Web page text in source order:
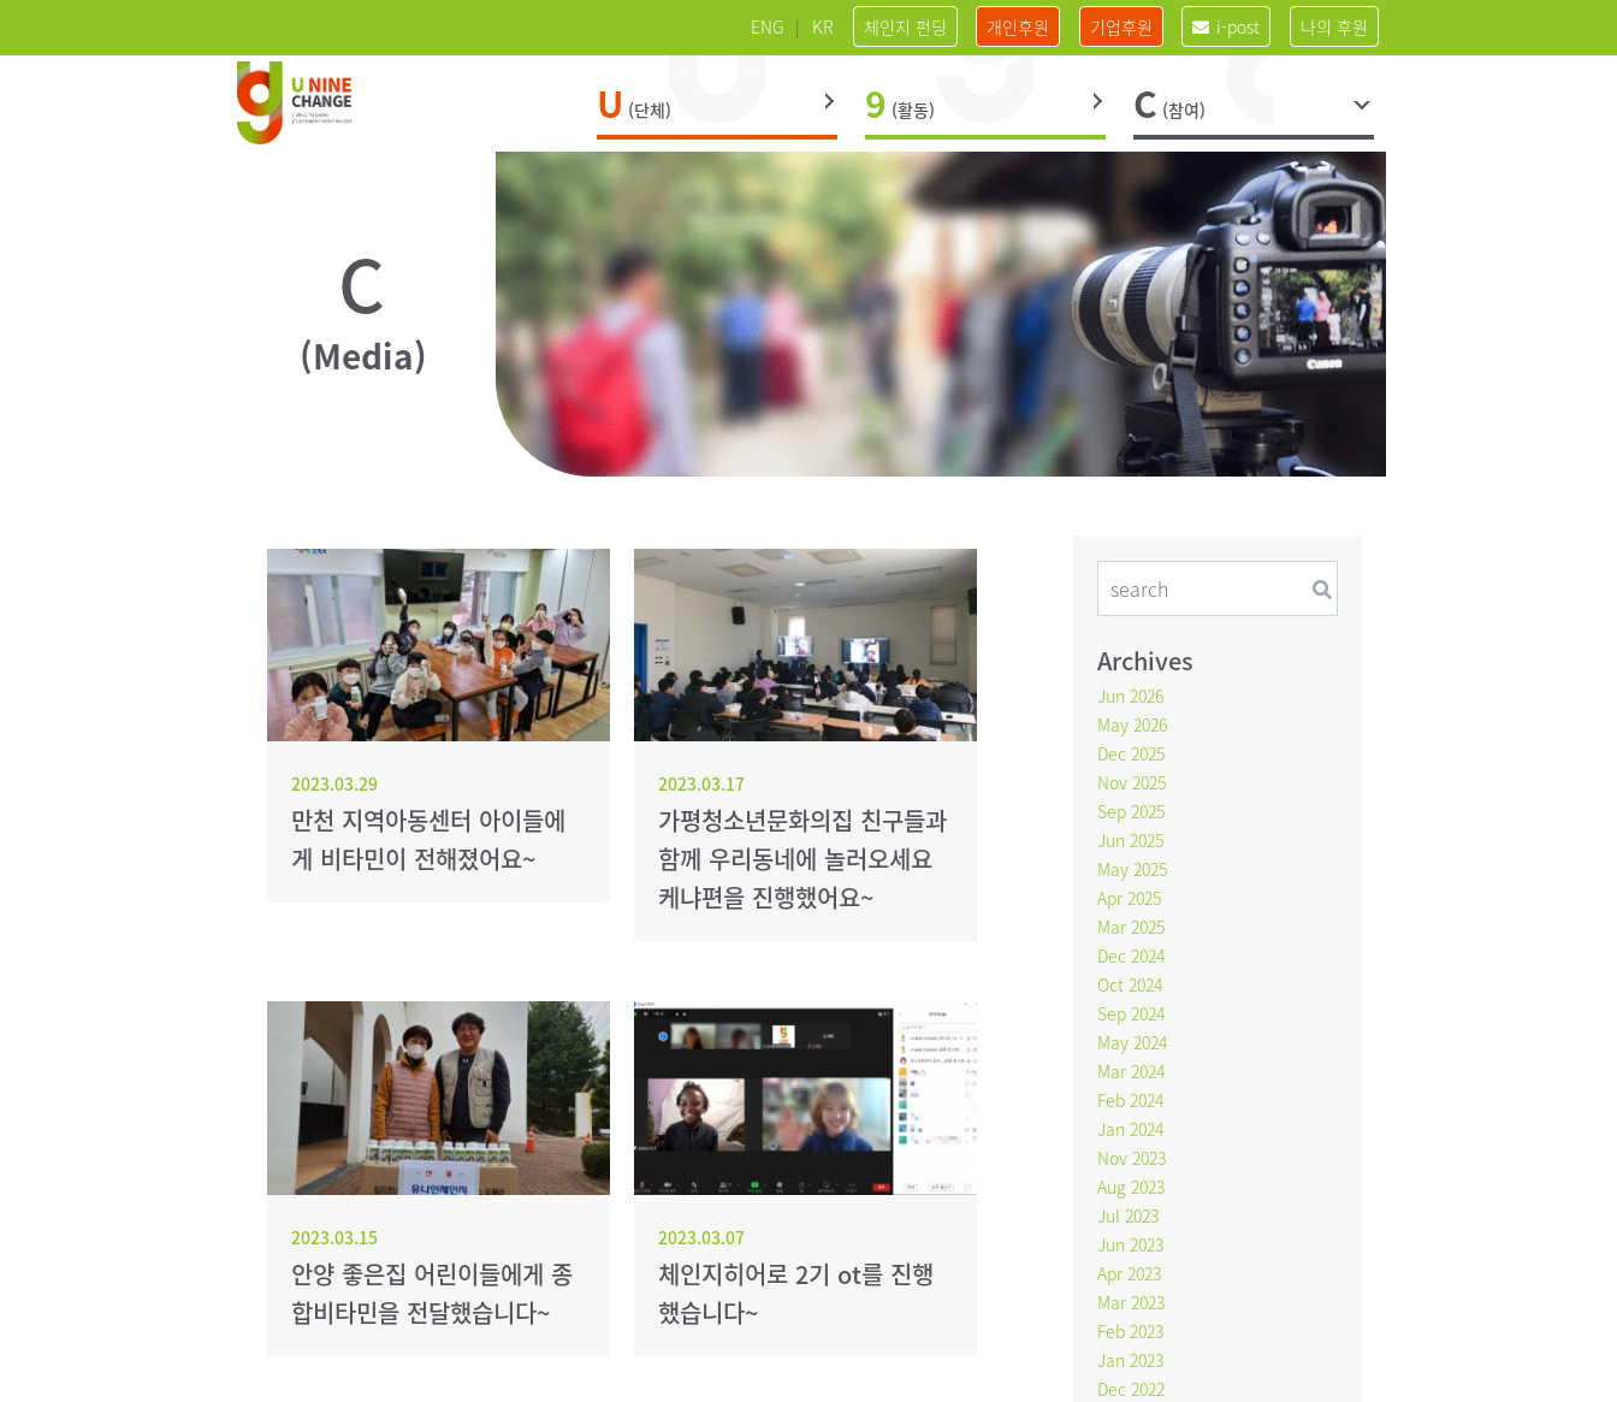
ENG | KR 체인지 펀딩 개인후원 기업후원 i-post 나의 후원
U (단체) 9 (활동) C (참여)
C
(Media)
2023.03.29
만천 지역아동센터 아이들에
게 비타민이 전해졌어요~
2023.03.17
가평청소년문화의집 친구들과
함께 우리동네에 놀러오세요
케냐편을 진행했어요~
2023.03.15
안양 좋은집 어린이들에게 종
합비타민을 전달했습니다~
2023.03.07
체인지히어로 2기 ot를 진행
했습니다~
Archives
Jun 2026
May 2026
Dec 2025
Nov 2025
Sep 2025
Jun 2025
May 2025
Apr 2025
Mar 2025
Dec 2024
Oct 2024
Sep 2024
May 2024
Mar 2024
Feb 2024
Jan 2024
Nov 2023
Aug 2023
Jul 2023
Jun 2023
Apr 2023
Mar 2023
Feb 2023
Jan 2023
Dec 2022